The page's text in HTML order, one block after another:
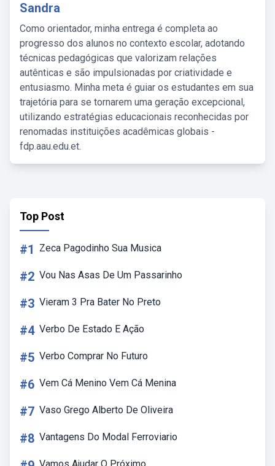
Sandra
Como orientador, minha entrega é completa ao
progresso dos alunos no contexto escolar, adotando
técnicas pedagógicas que valorizam relações
autênticas e são impulsionadas por criatividade e
entusiasmo. Minha meta é guiar os estudantes em sua
trajetória para se tornarem uma geração excepcional,
utilizando estratégias educacionais reconhecidas por
renomadas instituições acadêmicas globais -
fdp.aau.edu.et.
Top Post
#1 Zeca Pagodinho Sua Musica
#2 Vou Nas Asas De Um Passarinho
#3 Vieram 3 Pra Bater No Preto
#4 Verbo De Estado E Ação
#5 Verbo Comprar No Futuro
#6 Vem Cá Menino Vem Cá Menina
#7 Vaso Grego Alberto De Oliveira
#8 Vantagens Do Modal Ferroviario